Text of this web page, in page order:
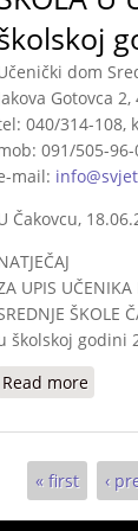
dom
Gotovca
040/314-108,
091/505-96-
mail:
Čakovcu,
UPIS
ŠKOLE
školskoj godini
Read more
Pages« first ‹